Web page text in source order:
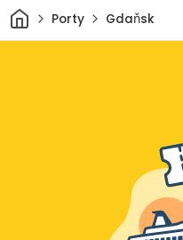
Domov
Porty Gdaňsk